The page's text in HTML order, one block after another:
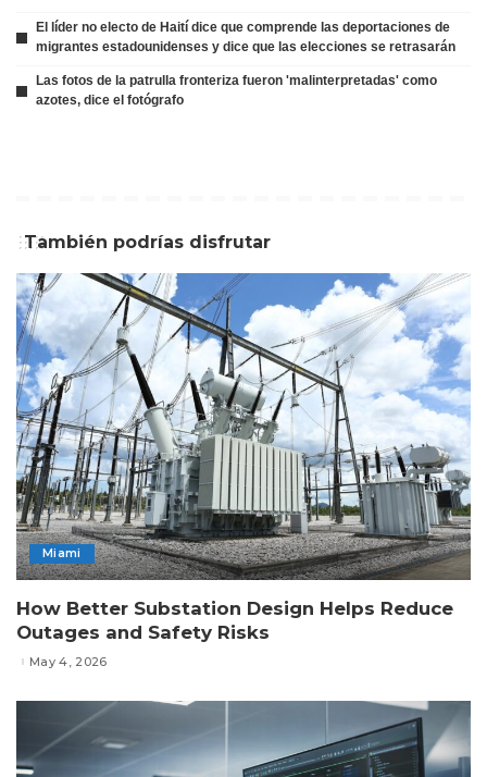
El líder no electo de Haití dice que comprende las deportaciones de
migrantes estadounidenses y dice que las elecciones se retrasarán
Las fotos de la patrulla fronteriza fueron 'malinterpretadas' como
azotes, dice el fotógrafo
También podrías disfrutar
Miami
How Better Substation Design Helps Reduce
Outages and Safety Risks
May 4, 2026